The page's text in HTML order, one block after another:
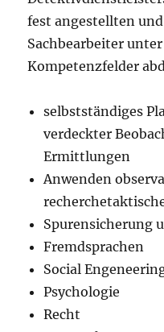
fest angestellten
Sachbearbeiter
Kompetenzfelder
selbstständiges
verdeckter
Ermittlungen
Anwenden
Spurensicherung
Fremdsprachen
Social
Psychologie
Recht